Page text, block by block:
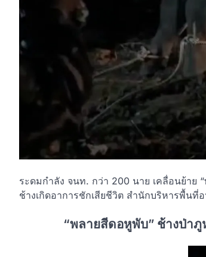
ระดมกำลัง จนท. กว่า 200 นาย เคลื่อนย้าย
ช้างเกิดอาการชักเสียชีวิต สำนักบริหารพื้นที่
“พลายสีดอหูพับ” ช้างป่าภู